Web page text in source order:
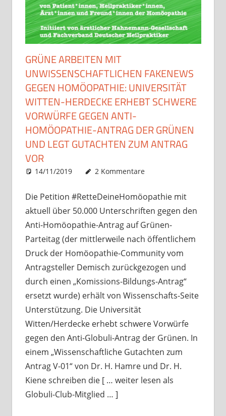
GRÜNE ARBEITEN MIT
UNWISSENSCHAFTLICHEN FAKENEWS
GEGEN HOMÖOPATHIE: UNIVERSITÄT
WITTEN-HERDECKE ERHEBT SCHWERE
VORWÜRFE GEGEN ANTI-
HOMÖOPATHIE-ANTRAG DER GRÜNEN
UND LEGT GUTACHTEN ZUM ANTRAG
VOR
14/11/2019 Christian J. Becker
Allgemein
2 Kommentare
Die Petition #RetteDeineHomöopathie mit
aktuell über 50.000 Unterschriften gegen den
Anti-Homöopathie-Antrag auf Grünen-
Parteitag (der mittlerweile nach öffentlichem
Druck der Homöopathie-Community vom
Antragsteller Demisch zurückgezogen und
durch einen „Komissions-Bildungs-Antrag“
ersetzt wurde) erhält von Wissenschafts-Seite
Unterstützung. Die Universität
Witten/Herdecke erhebt schwere Vorwürfe
gegen den Anti-Globuli-Antrag der Grünen. In
einem „Wissenschaftliche Gutachten zum
Antrag V-01“ von Dr. H. Hamre und Dr. H.
Kiene schreiben die [ … weiter lesen als
Globuli-Club-Mitglied … ]